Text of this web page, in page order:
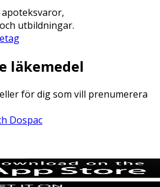
utbildningar.
läkemedel
för dig som vill prenumerera
Dospac